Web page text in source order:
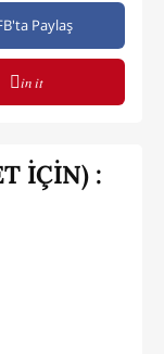
Paylaş
in it
İÇİN) :